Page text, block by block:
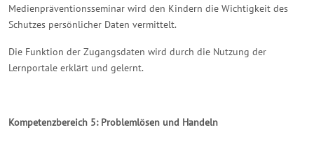
Medienpräventionsseminar wird den Kindern die Wichtigkeit des
Schutzes persönlicher Daten vermittelt.
Die Funktion der Zugangsdaten wird durch die Nutzung der
Lernportale erklärt und gelernt.
Kompetenzbereich 5: Problemlösen und Handeln